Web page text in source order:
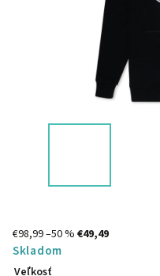
€98,99–50 % €49,49
Skladom
Veľkosť